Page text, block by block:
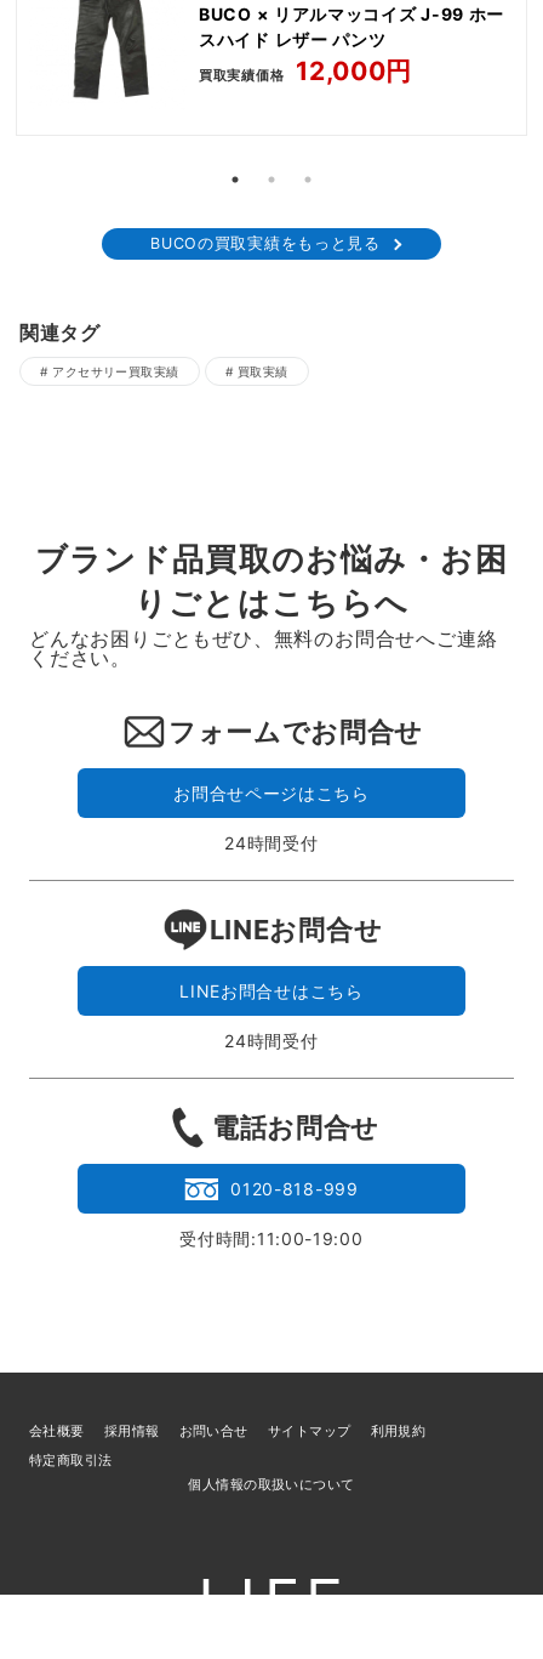
BUCO × リアルマッコイズ J-99 ホー
スハイド レザー パンツ
買取実績価格 12,000円
BUCOの買取実績をもっと見る
関連タグ
アクセサリー買取実績 買取実績
ブランド品買取のお悩み・お困
りごとはこちらへ
どんなお困りごともぜひ、無料のお問合せへご連絡
ください。
フォームでお問合せ
お問合せページはこちら
24時間受付
LINEお問合せ
LINEお問合せはこちら
24時間受付
電話お問合せ
0120-818-999
受付時間:11:00-19:00
会社概要 採用情報 お問い合せ サイトマップ
利用規約
特定商取引法
個人情報の取扱いについて